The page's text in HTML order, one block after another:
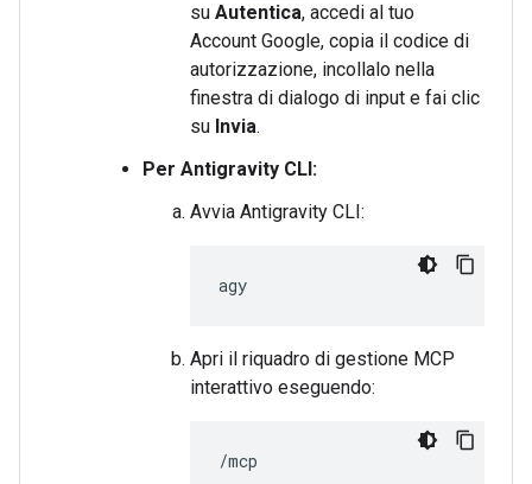
su Autentica, accedi al tuo
Account Google, copia il codice di
autorizzazione, incollalo nella
finestra di dialogo di input e fai clic
su Invia.
Per Antigravity CLI:
Avvia Antigravity CLI:
Apri il riquadro di gestione MCP
interattivo eseguendo: